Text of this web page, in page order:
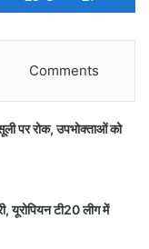
Comments
पर रोक, उपभोक्ताओं को
यूरोपियन टी20 लीग में